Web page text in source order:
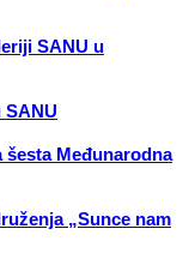
SANU u
SANU
šesta Međunarodna
„Sunce nam